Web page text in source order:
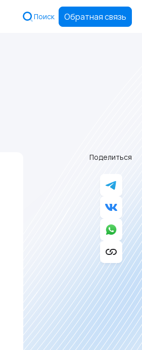
Поиск Обратная связь
Поделиться